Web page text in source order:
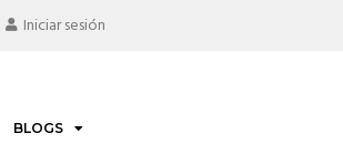
Iniciar sesión
BLOGS